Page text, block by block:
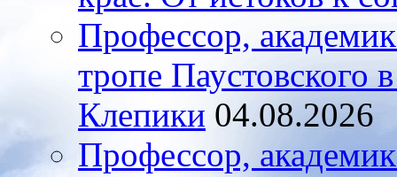
Профессор,
тропе Паустовского
Клепики 04.08.2026
Профессор,